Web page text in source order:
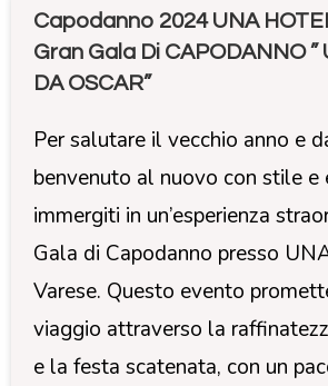
Capodanno 2024 UNA
Gran Gala Di CAPODANNO ”
DA OSCAR”
Per salutare il vecchio anno e
benvenuto al nuovo con stile e
immergiti in un’esperienza
Gala di Capodanno presso
Varese. Questo evento
viaggio attraverso la
e la festa scatenata, con un